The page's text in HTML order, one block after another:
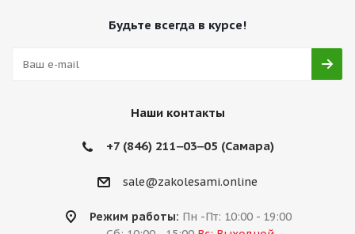
Будьте всегда в курсе!
Наши контакты
+7 (846) 211‒03‒05 (Самара)
sale@zakolesami.online
Режим работы: Пн -Пт: 10:00 - 19:00